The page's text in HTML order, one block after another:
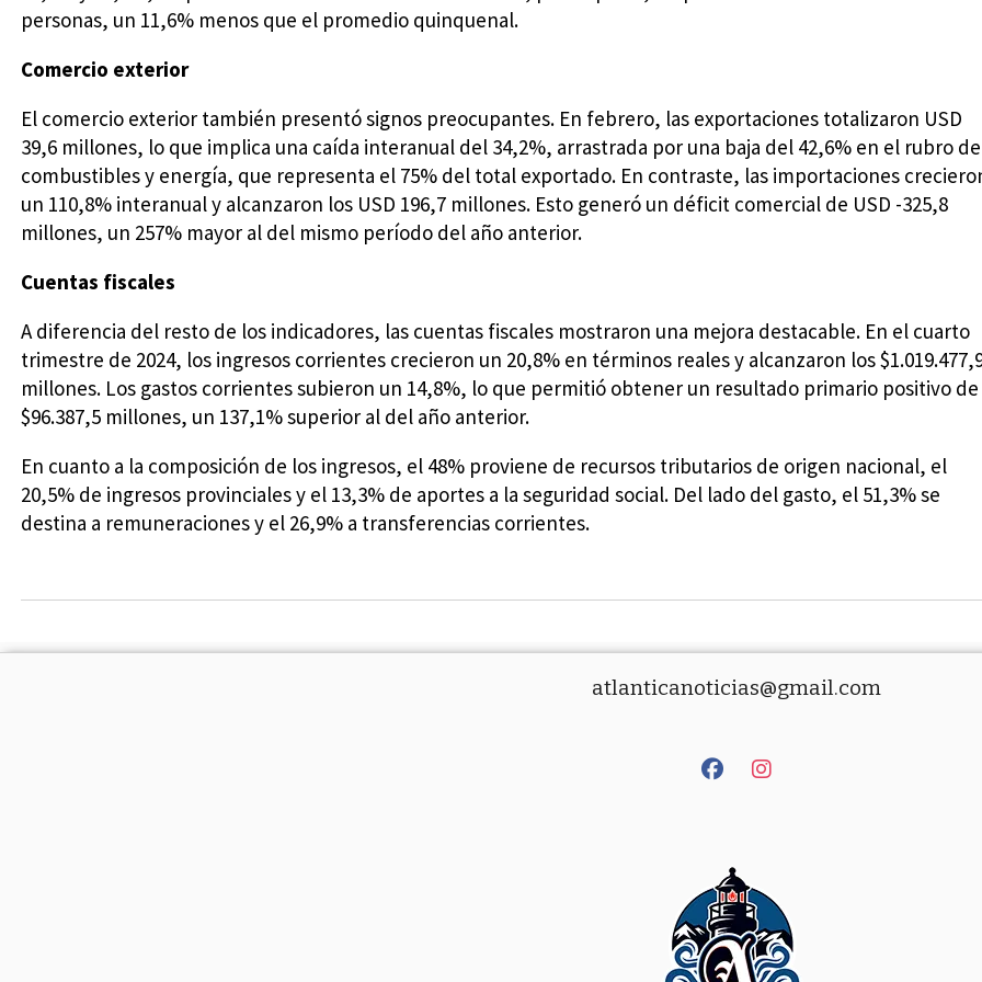
personas, un 11,6% menos que el promedio quinquenal.
Comercio exterior
El comercio exterior también presentó signos preocupantes. En febrero, las exportaciones totalizaron USD
39,6 millones, lo que implica una caída interanual del 34,2%, arrastrada por una baja del 42,6% en el rubro de
combustibles y energía, que representa el 75% del total exportado. En contraste, las importaciones
un 110,8% interanual y alcanzaron los USD 196,7 millones. Esto generó un déficit comercial de USD -325,8
millones, un 257% mayor al del mismo período del año anterior.
Cuentas fiscales
A diferencia del resto de los indicadores, las cuentas fiscales mostraron una mejora destacable. En el cuarto
trimestre de 2024, los ingresos corrientes crecieron un 20,8% en términos reales y alcanzaron los
millones. Los gastos corrientes subieron un 14,8%, lo que permitió obtener un resultado primario positivo de
$96.387,5 millones, un 137,1% superior al del año anterior.
En cuanto a la composición de los ingresos, el 48% proviene de recursos tributarios de origen nacional, el
20,5% de ingresos provinciales y el 13,3% de aportes a la seguridad social. Del lado del gasto, el 51,3% se
destina a remuneraciones y el 26,9% a transferencias corrientes.
atlanticanoticias@gmail.com